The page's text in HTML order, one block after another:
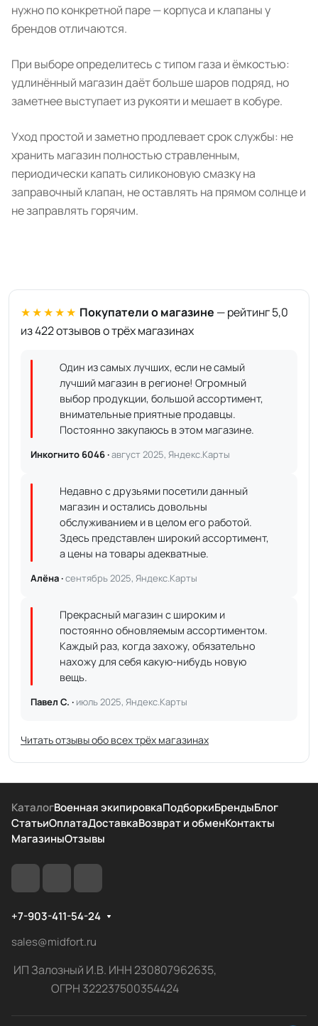
нужно по конкретной паре — корпуса и клапаны у
брендов отличаются.
При выборе определитесь с типом газа и ёмкостью:
удлинённый магазин даёт больше шаров подряд, но
заметнее выступает из рукояти и мешает в кобуре.
Уход простой и заметно продлевает срок службы: не
хранить магазин полностью стравленным,
периодически капать силиконовую смазку на
заправочный клапан, не оставлять на прямом солнце и
не заправлять горячим.
★★★★★ Покупатели о магазине — рейтинг 5,0
из 422 отзывов о трёх магазинах
Один из самых лучших, если не самый
лучший магазин в регионе! Огромный
выбор продукции, большой ассортимент,
внимательные приятные продавцы.
Постоянно закупаюсь в этом магазине.
Инкогнито 6046 ·август 2025, Яндекс.Карты
Недавно с друзьями посетили данный
магазин и остались довольны
обслуживанием и в целом его работой.
Здесь представлен широкий ассортимент,
а цены на товары адекватные.
Алёна ·сентябрь 2025, Яндекс.Карты
Прекрасный магазин с широким и
постоянно обновляемым ассортиментом.
Каждый раз, когда захожу, обязательно
нахожу для себя какую-нибудь новую
вещь.
Павел С. · июль 2025, Яндекс.Карты
Читать отзывы обо всех трёх магазинах
КаталогВоенная экипировкаПодборкиБрендыБлог
СтатьиОплатаДоставкаВозврат и обменКонтакты
МагазиныОтзывы
+7-903-411-54-24
sales@midfort.ru
ИП Залозный И.В. ИНН 230807962635,
ОГРН 322237500354424